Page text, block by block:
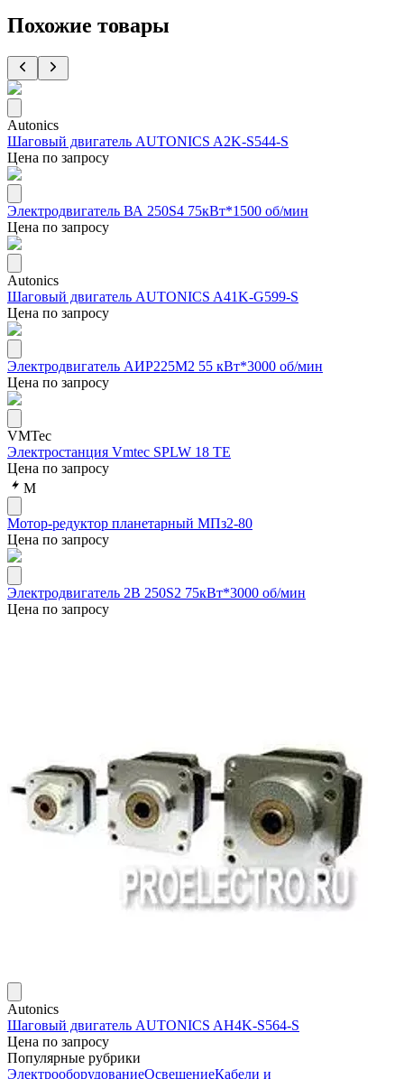
Похожие товары
Autonics
Шаговый двигатель AUTONICS A2K-S544-S
Цена по запросу
Электродвигатель ВА 250S4 75кВт*1500 об/мин
Цена по запросу
Autonics
Шаговый двигатель AUTONICS A41K-G599-S
Цена по запросу
Электродвигатель АИР225М2 55 кВт*3000 об/мин
Цена по запросу
VMTec
Электростанция Vmtec SPLW 18 TE
Цена по запросу
М
Мотор-редуктор планетарный МПз2-80
Цена по запросу
Электродвигатель 2В 250S2 75кВт*3000 об/мин
Цена по запросу
Autonics
Шаговый двигатель AUTONICS AH4K-S564-S
Цена по запросу
Популярные рубрики
ЭлектрооборудованиеОсвещениеКабели и